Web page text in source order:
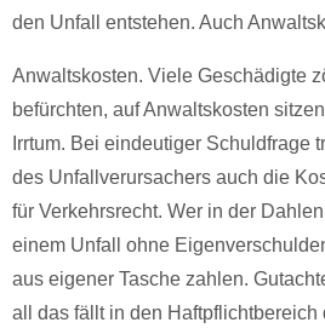
den Unfall entstehen. Auch
Anwaltskosten. Viele Geschädigte
befürchten, auf Anwaltskosten
Irrtum. Bei eindeutiger Schuldfrage
des Unfallverursachers auch die
für Verkehrsrecht. Wer in der
einem Unfall ohne
aus eigener Tasche zahlen.
all das fällt in den Haftpflichtbereich